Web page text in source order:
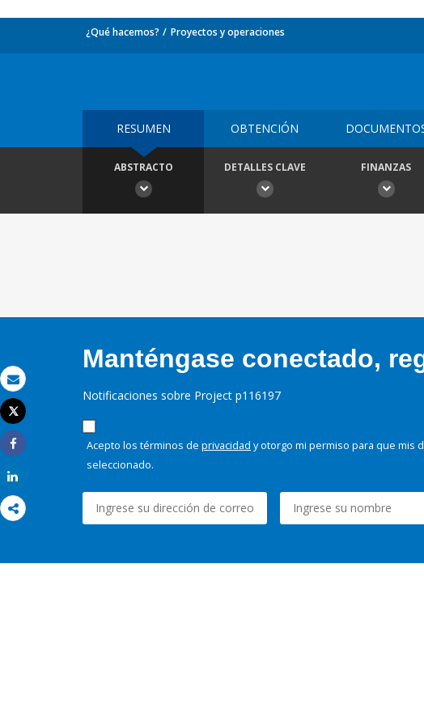
Correo electrónico
Imprimir
Tweet
Share
¿Qué hacemos? Proyectos y operaciones
RESUMEN OBTENCIÓN
ABSTRACTO DETALLES CLAVE FINANZAS
Manténgase conectado,
Notificaciones sobre Project p116197
Acepto los términos de privacidad y otorgo mi permiso para que mis
seleccionado.